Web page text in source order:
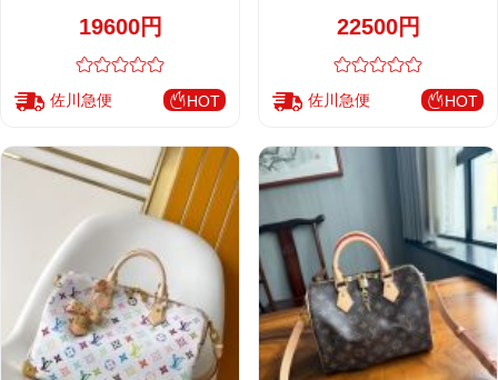
19600円
佐川急便 HOT
22500円
佐川急便 HOT